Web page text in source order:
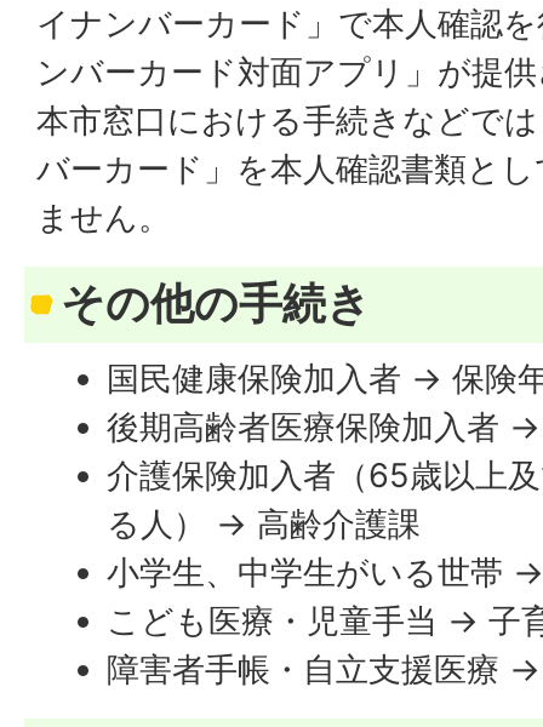
イナンバーカード」で本人確認
ンバーカード対面アプリ」が提
本市窓口における手続きなどで
バーカード」を本人確認書類と
ません。
その他の手続き
国民健康保険加入者 → 保険
後期高齢者医療保険加入者
介護保険加入者（65歳以上
る人） → 高齢介護課
小学生、中学生がいる世帯
こども医療・児童手当 → 子
障害者手帳・自立支援医療